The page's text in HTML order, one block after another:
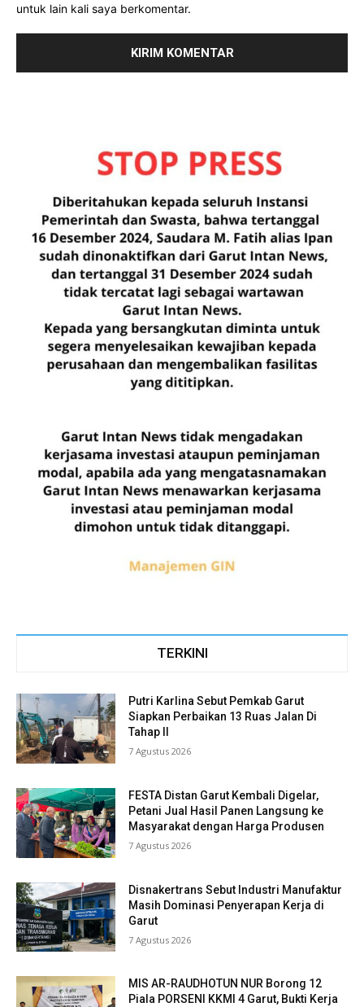
untuk lain kali saya berkomentar.
TERKINI
Putri Karlina Sebut Pemkab Garut
Siapkan Perbaikan 13 Ruas Jalan Di
Tahap II
7 Agustus 2026
FESTA Distan Garut Kembali Digelar,
Petani Jual Hasil Panen Langsung ke
Masyarakat dengan Harga Produsen
7 Agustus 2026
Disnakertrans Sebut Industri Manufaktur
Masih Dominasi Penyerapan Kerja di
Garut
7 Agustus 2026
MIS AR-RAUDHOTUN NUR Borong 12
Piala PORSENI KKMI 4 Garut, Bukti Kerja